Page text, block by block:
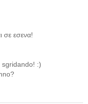
σε εσενα!
:)